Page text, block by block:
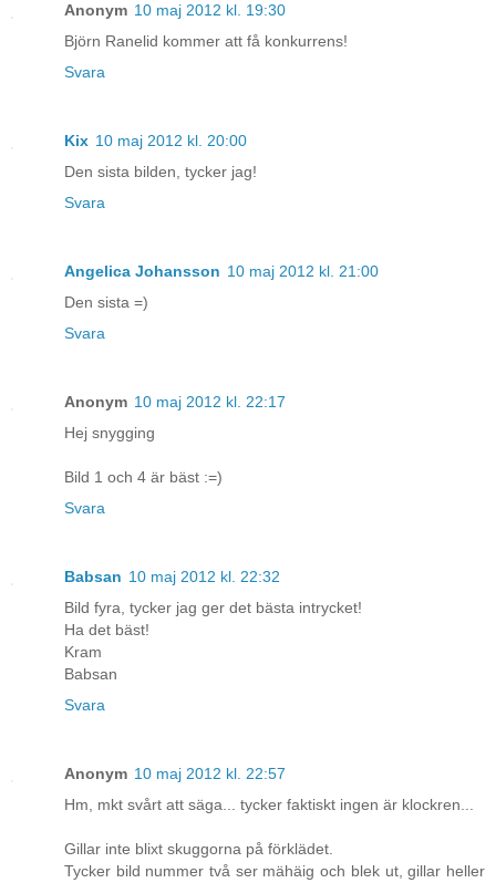
Anonym 10 maj 2012 kl. 19:30
Björn Ranelid kommer att få konkurrens!
Svara
Kix 10 maj 2012 kl. 20:00
Den sista bilden, tycker jag!
Svara
Angelica Johansson 10 maj 2012 kl. 21:00
Den sista =)
Svara
Anonym 10 maj 2012 kl. 22:17
Hej snygging
Bild 1 och 4 är bäst :=)
Svara
Babsan 10 maj 2012 kl. 22:32
Bild fyra, tycker jag ger det bästa intrycket!
Ha det bäst!
Kram
Babsan
Svara
Anonym 10 maj 2012 kl. 22:57
Hm, mkt svårt att säga... tycker faktiskt ingen är klockren...
Gillar inte blixt skuggorna på förklädet.
Tycker bild nummer två ser mähäig och blek ut, gillar heller